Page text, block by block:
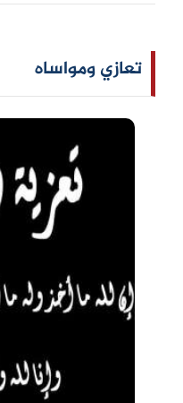
تعازي ومواساه